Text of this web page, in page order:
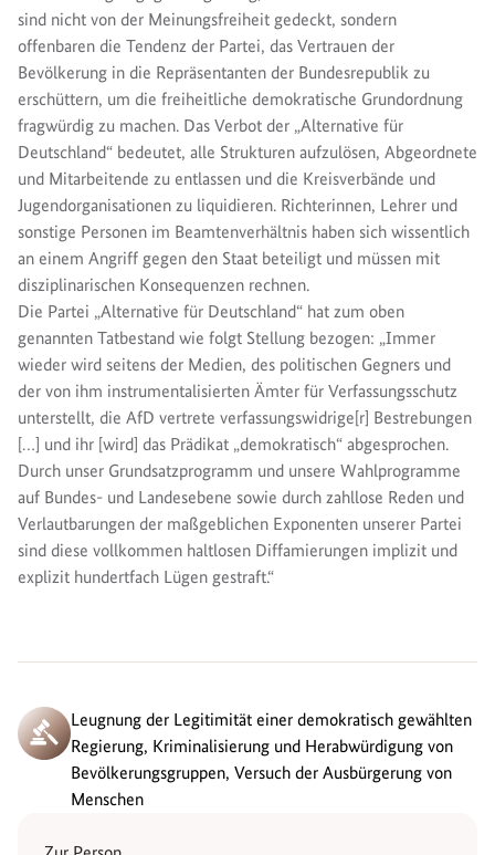
sind nicht von der Meinungsfreiheit gedeckt, sondern
offenbaren die Tendenz der Partei, das Vertrauen der
Bevölkerung in die Repräsentanten der Bundesrepublik zu
erschüttern, um die freiheitliche demokratische Grundordnung
fragwürdig zu machen. Das Verbot der „Alternative für
Deutschland“ bedeutet, alle Strukturen aufzulösen, Abgeordnete
und Mitarbeitende zu entlassen und die Kreisverbände und
Jugendorganisationen zu liquidieren. Richterinnen, Lehrer und
sonstige Personen im Beamtenverhältnis haben sich wissentlich
an einem Angriff gegen den Staat beteiligt und müssen mit
disziplinarischen Konsequenzen rechnen.
Die Partei „Alternative für Deutschland“ hat zum oben
genannten Tatbestand wie folgt Stellung bezogen: „Immer
wieder wird seitens der Medien, des politischen Gegners und
der von ihm instrumentalisierten Ämter für Verfassungsschutz
unterstellt, die AfD vertrete verfassungswidrige[r] Bestrebungen
[…] und ihr [wird] das Prädikat „demokratisch“ abgesprochen.
Durch unser Grundsatzprogramm und unsere Wahlprogramme
auf Bundes- und Landesebene sowie durch zahllose Reden und
Verlautbarungen der maßgeblichen Exponenten unserer Partei
sind diese vollkommen haltlosen Diffamierungen implizit und
explizit hundertfach Lügen gestraft.“
Leugnung der Legitimität einer demokratisch gewählten
Regierung, Kriminalisierung und Herabwürdigung von
Bevölkerungsgruppen, Versuch der Ausbürgerung von
Menschen